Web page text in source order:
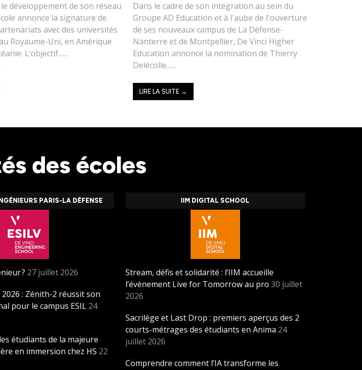
le développement de son réseau
annonce la signature de
avec des universités
Royaume-Uni, en Amérique
L’objectif......
Dans le cadre de son intégration au sein du
Groupe AD Education et à l'aube de l'ouverture
de ses nouveaux campus de La Défense-
Nanterre et de Montpellier, De Vinci Higher
Education annonce la nomination de Thierry
Delécolle......
LIRE LA SUITE →
des écoles
PARIS-LA DÉFENSE
? 27 juillet 2026
2026 : Zénith-2 réussit son
pour le campus ESIL 24
étudiants de la majeure
en immersion chez HS 22
IIM DIGITAL SCHOOL
Stream, défis et solidarité : l’IIM accueille
l’évènement Live for Tomorrow au pro 30 juillet
2026
Sacrilège et Last Drop : premiers aperçus des 2
courts-métrages des étudiants en Anima 24
juillet 2026
Comprendre comment l’IA transforme les